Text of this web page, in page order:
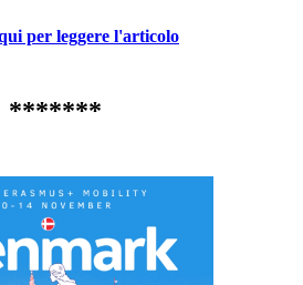
per leggere l'articolo
*******